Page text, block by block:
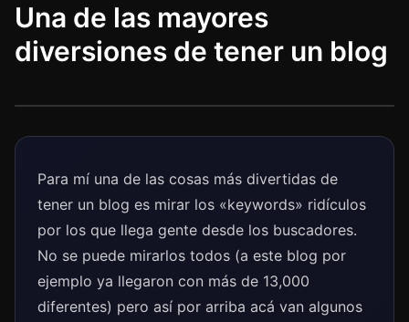
Una de las mayores
diversiones de tener un blog
Para mí una de las cosas más divertidas de
tener un blog es mirar los «keywords» ridículos
por los que llega gente desde los buscadores.
No se puede mirarlos todos (a este blog por
ejemplo ya llegaron con más de 13,000
diferentes) pero así por arriba acá van algunos